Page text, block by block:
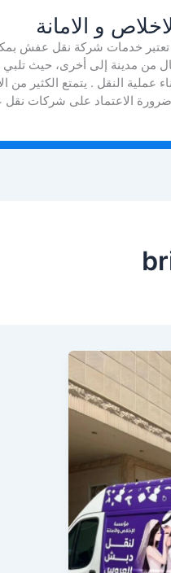
و الامانة
تعتبر خدمات شركة نقل عفش
من مدينة إلى أخرى، حيث
عملية النقل . يتمتع الكثير
ضرورة الاعتماد على شركات